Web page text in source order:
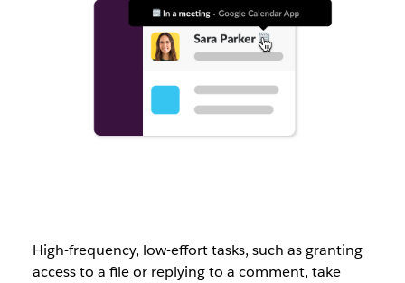
High-frequency, low-effort tasks, such as granting
access to a file or replying to a comment, take